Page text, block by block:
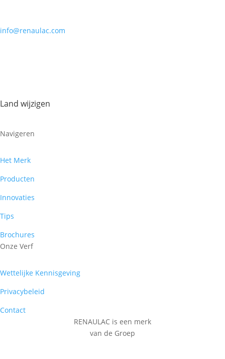
info@renaulac.com
Land wijzigen
Navigeren
Het Merk
Producten
Innovaties
Tips
Brochures
Onze Verf
Wettelijke Kennisgeving
Privacybeleid
Contact
RENAULAC is een merk
van de Groep